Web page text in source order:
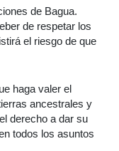
de Bagua.
de respetar los
el riesgo de que
haga valer el
ancestrales y
derecho a dar su
todos los asuntos